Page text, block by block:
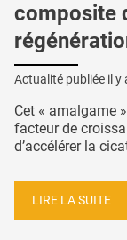
composite
Actualité publiée il y
Cet « amalgame
facteur de
d’accélérer la
LIRE LA SUITE